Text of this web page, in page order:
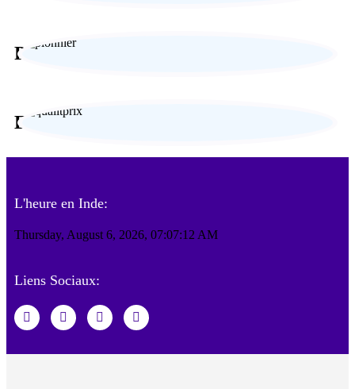
Paiement sécurisé
Engagement responsable
L'heure en Inde:
Thursday, August 6, 2026, 07:07:13 AM
Liens Sociaux: